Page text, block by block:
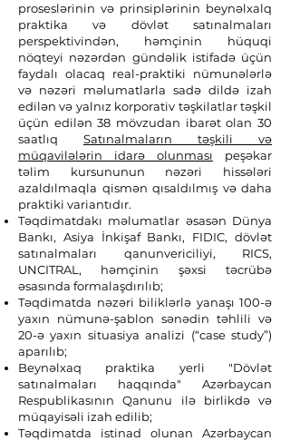
proseslərinin və prinsiplərinin beynəlxalq
praktika və dövlət satınalmaları
perspektivindən, həmçinin hüquqi
nöqteyi nəzərdən gündəlik istifadə üçün
faydalı olacaq real-praktiki nümunələrlə
və nəzəri məlumatlarla sadə dildə izah
edilən və yalnız korporativ təşkilatlar təşkil
üçün edilən38 mövzudan ibarət olan 30
saatlıq Satınalmaların təşkili və
müqavilələrin idarə olunması peşəkar
təlim kursununun nəzəri hissələri
azaldılmaqla qismən qısaldılmış və daha
praktiki variantıdır.
Təqdimatdakı məlumatlar əsasən Dünya
Bankı, Asiya İnkişaf Bankı, FIDIC, dövlət
satınalmaları qanunvericiliyi, RICS,
UNCITRAL, həmçinin şəxsi təcrübə
əsasında formalaşdırılıb;
Təqdimatda nəzəri biliklərlə yanaşı 100-ə
yaxın nümunə-şablon sənədin təhlili və
20-ə yaxın situasiya analizi (“case study”)
aparılıb;
Beynəlxaq praktika yerli "Dövlət
satınalmaları haqqında" Azərbaycan
Respublikasının Qanunu ilə birlikdə və
müqayisəli izah edilib;
Təqdimatda istinad olunan Azərbaycan